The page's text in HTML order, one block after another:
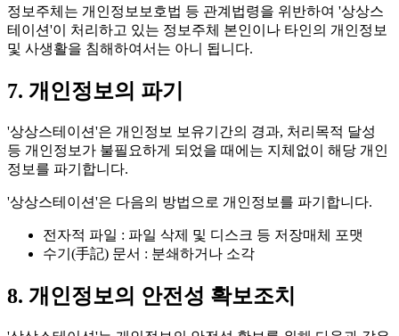
정보주체는 개인정보보호법 등 관계법령을 위반하여 '상상스
테이션'이 처리하고 있는 정보주체 본인이나 타인의 개인정보
및 사생활을 침해하여서는 아니 됩니다.
7. 개인정보의 파기
'상상스테이션'은 개인정보 보유기간의 경과, 처리목적 달성
등 개인정보가 불필요하게 되었을 때에는 지체없이 해당 개인
정보를 파기합니다.
'상상스테이션'은 다음의 방법으로 개인정보를 파기합니다.
전자적 파일 : 파일 삭제 및 디스크 등 저장매체 포맷
수기(手記) 문서 : 분쇄하거나 소각
8. 개인정보의 안전성 확보조치